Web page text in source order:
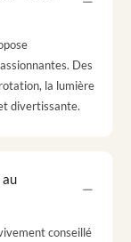
Des
la lumière
divertissante.
conseillé